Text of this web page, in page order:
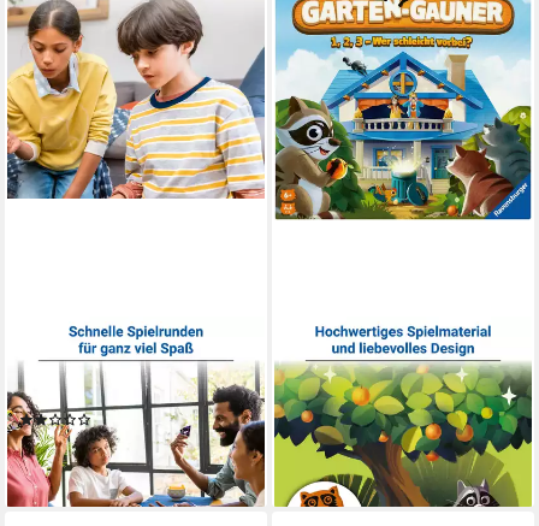
RAVENSBURGER
Spiel Kuhhandel - Festival,
Kartenspiel, Made in Europe
(1)
ab 12,97 €
lieferbar - in 2-3 Werktagen bei dir
RAVENSBURGER
Spiel Garten-Gauner,
Kinderspiel, Made in Europe
ab 19,99 € UVP29,99 €
-33%
lieferbar - in 3-4 Werktagen bei dir